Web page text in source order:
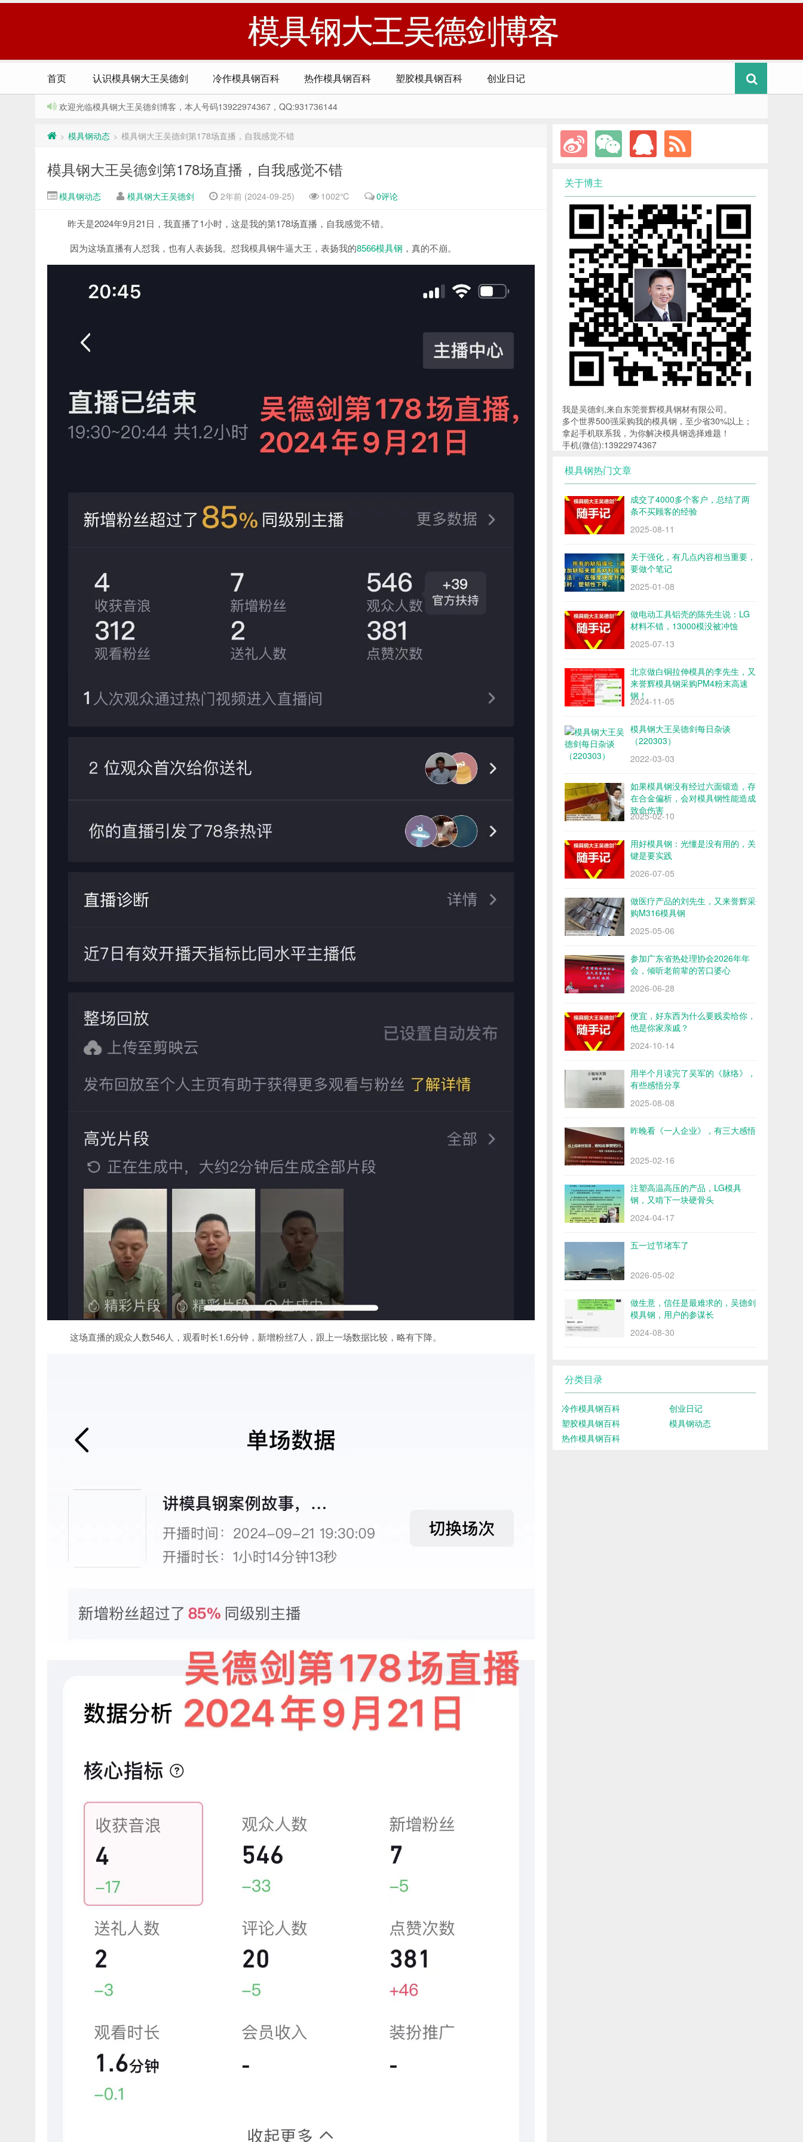
模具钢大王吴德剑博客
首页 认识模具钢大王吴德剑 冷作模具钢百科 热作模具钢百科 塑胶模具钢百科 创业日记
欢迎光临模具钢大王吴德剑博客，本人号码13922974367，QQ:931736144
> 模具钢动态 > 模具钢大王吴德剑第178场直播，自我感觉不错
模具钢大王吴德剑第178场直播，自我感觉不错
模具钢动态 模具钢大王吴德剑 2年前 (2024-09-25) 1002℃ 0评论
昨天是2024年9月21日，我直播了1小时，这是我的第178场直播，自我感觉不错。
因为这场直播有人怼我，也有人表扬我。怼我模具钢牛逼大王，表扬我的8566模具钢 ，真的不崩。
这场直播的观众人数546人，观看时长1.6分钟，新增粉丝7人，跟上一场数据比较，略有下降。
关于博主
我是吴德剑,来自东莞誉辉模具钢材有限公司。
多个世界500强采购我的模具钢，至少省30%以上；
拿起手机联系我，为你解决模具钢选择难题！
手机(微信):13922974367
模具钢热门文章
成交了4000多个客户，总结了两
条不买顾客的经验
2025-08-11
关于强化，有几点内容相当重要，
要做个笔记
2025-01-08
做电动工具铝壳的陈先生说：LG
材料不错，13000模没被冲蚀
2025-07-13
北京做白铜拉伸模具的李先生，又
来誉辉模具钢采购PM4粉末高速
钢！
2024-11-05
模具钢大王吴德剑每日杂谈
（220303）
2022-03-03
如果模具钢没有经过六面锻造，存
在合金偏析，会对模具钢性能造成
致命伤害
2025-02-10
用好模具钢：光懂是没有用的，关
键是要实践
2026-07-05
做医疗产品的刘先生，又来誉辉采
购M316模具钢
2025-05-06
参加广东省热处理协会2026年年
会，倾听老前辈的苦口婆心
2026-06-28
便宜，好东西为什么要贱卖给你，
他是你家亲戚？
2024-10-14
用半个月读完了吴军的《脉络》，
有些感悟分享
2025-08-08
昨晚看《一人企业》，有三大感悟
2025-02-16
注塑高温高压的产品，LG模具
钢，又啃下一块硬骨头
2024-04-17
五一过节堵车了
2026-05-02
做生意，信任是最难求的，吴德剑
模具钢，用户的参谋长
2024-08-30
分类目录
冷作模具钢百科
创业日记
塑胶模具钢百科
模具钢动态
热作模具钢百科